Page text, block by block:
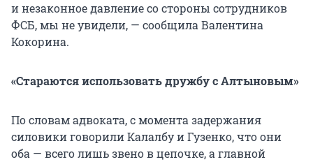
и незаконное давление со стороны сотрудников
ФСБ, мы не увидели, — сообщила Валентина
Кокорина.
«Стараются использовать дружбу с Алтыновым»
По словам адвоката, с момента задержания
силовики говорили Калалбу и Гузенко, что они
оба — всего лишь звено в цепочке, а главной